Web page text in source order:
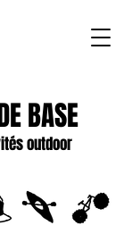
BASE
outdoor